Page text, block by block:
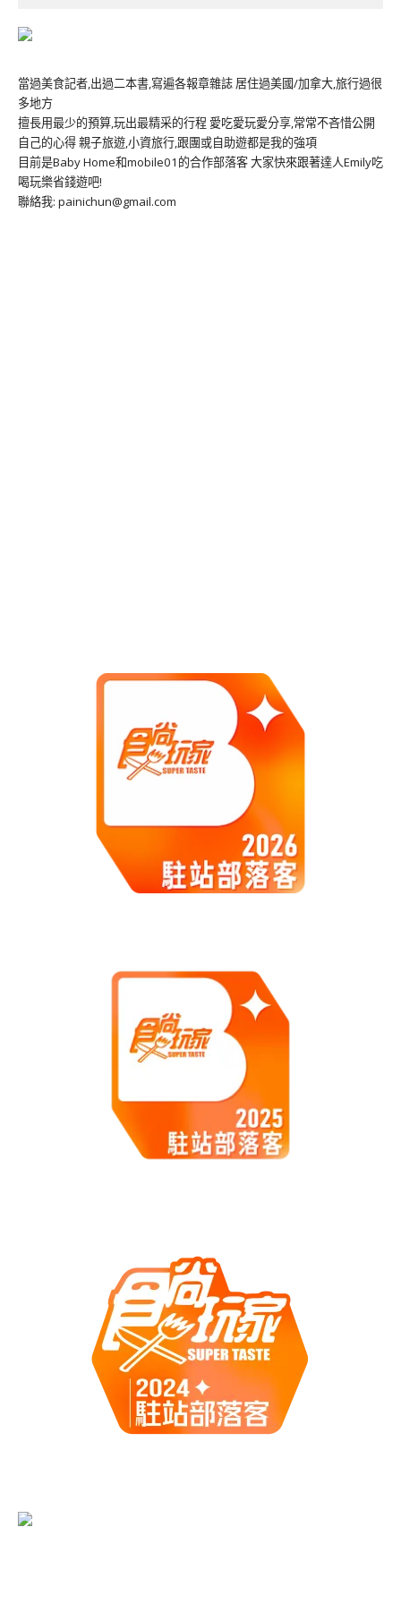
當過美食記者,出過二本書,寫遍各報章雜誌 居住過美國/加拿大,旅行過很
多地方
擅長用最少的預算,玩出最精采的行程 愛吃愛玩愛分享,常常不吝惜公開
自己的心得 親子旅遊,小資旅行,跟團或自助遊都是我的強項
目前是Baby Home和mobile01的合作部落客 大家快來跟著達人Emily吃
喝玩樂省錢遊吧!
聯絡我: painichun@gmail.com